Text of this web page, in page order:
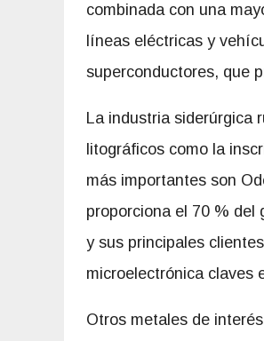
combinada con una
líneas eléctricas y
superconductores, que
La industria siderúrgica
litográficos como la
más importantes son
proporciona el 70 % del
y sus principales
microelectrónica claves
Otros metales de